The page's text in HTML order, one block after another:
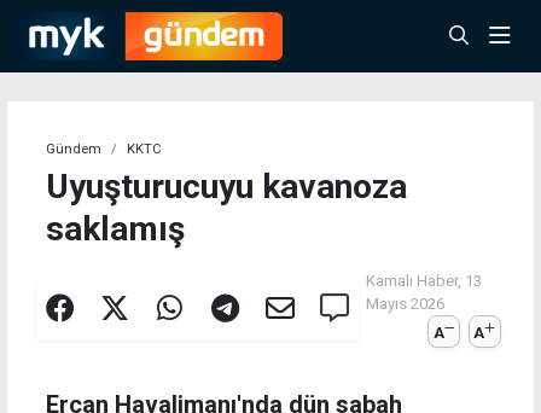
Gündem KKTC
Uyuşturucuyu kavanoza
saklamış
Kamalı Haber, 13
Mayıs 2026
A
A
Ercan Havalimanı'nda dün sabah